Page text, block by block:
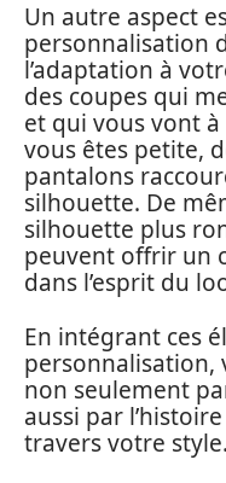
Un autre aspect
personnalisation
l’adaptation à
des coupes qui
et qui vous vont
vous êtes petite,
pantalons
silhouette. De
silhouette plus
peuvent offrir un
dans l’esprit du
En intégrant ces
personnalisation,
non seulement
aussi par
travers votre style.